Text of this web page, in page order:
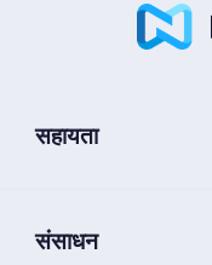
सहायता
संसाधन